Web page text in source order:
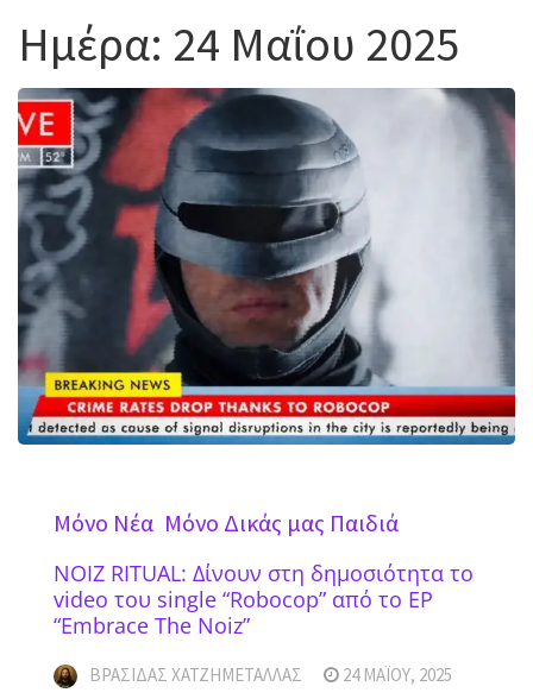
Ημέρα: 24 Μαΐου 2025
Mόνο Νέα Μόνο Δικάς μας Παιδιά
NOIZ RITUAL: Δίνουν στη δημοσιότητα το
video του single “Robocop” από το EP
“Embrace The Noiz”
ΒΡΑΣΊΔΑΣ ΧΑΤΖΗΜΕΤΑΛΛΆΣ 24 ΜΑΪ́ΟΥ, 2025